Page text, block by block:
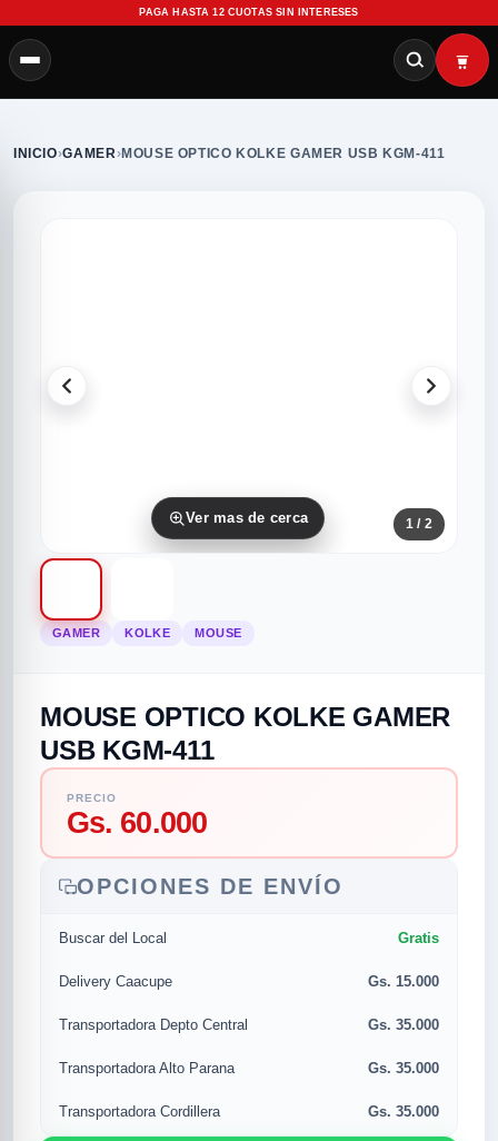
PAGA HASTA 12 CUOTAS SIN INTERESES
categorias
MUSICAL
INICIO›GAMER›MOUSE OPTICO KOLKE GAMER USB KGM-411
Ver mas de cerca 1 / 2
GAMER KOLKE MOUSE
MOUSE OPTICO KOLKE GAMER
USB KGM-411
PRECIO
Gs. 60.000
OPCIONES DE ENVÍO
Buscar del Local Gratis
Delivery Caacupe Gs. 15.000
Transportadora Depto Central Gs. 35.000
Transportadora Alto Parana Gs. 35.000
Transportadora Cordillera Gs. 35.000